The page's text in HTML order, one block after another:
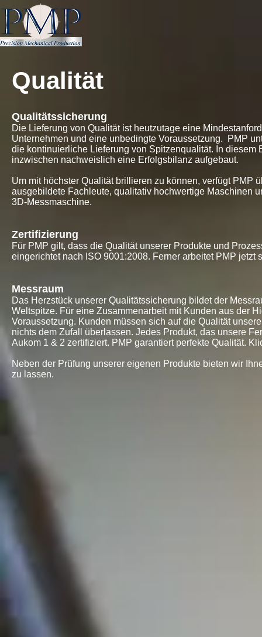
Qualität
Qualitätssicherung
Die Lieferung von Qualität ist heutzutage eine
Unternehmen und eine unbedingte Voraussetzung. PMP
die kontinuierliche Lieferung von Spitzenqualität. In diesem
inzwischen nachweislich eine Erfolgsbilanz aufgebaut.
Um mit höchster Qualität brillieren zu können, verfügt PMP
ausgebildete Fachleute, qualitativ hochwertige Maschinen
3D-Messmaschine.
Zertifizierung
Für PMP gilt, dass die Qualität unserer Produkte und
eingerichtet nach ISO 9001:2008. Ferner arbeitet PMP
Messraum
Das Herzstück unserer Qualitätssicherung bildet der
Weltspitze. Für eine Zusammenarbeit mit Kunden aus der
Voraussetzung. Kunden müssen sich auf die Qualität
nichts dem Zufall überlassen. Jedes Produkt, das unsere
Aukom 1 & 2 zertifiziert. PMP garantiert perfekte Qualität.
Neben der Prüfung unserer eigenen Produkte bieten wir
zu lassen.